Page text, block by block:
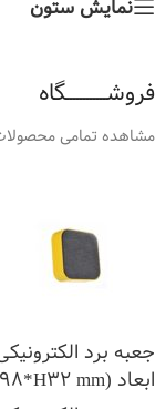
نمایش ستون
فروشــــــــــــگاه
مشاهده تمامی
جعبه برد
ابعاد (L98*W98*H32 mm)